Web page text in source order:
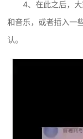
4、在此之后，
和音乐，或者插入一
认。